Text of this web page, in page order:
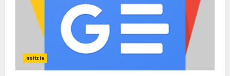
notizia